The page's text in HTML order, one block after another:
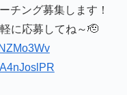
チング募集します！
に応募してね～🫡